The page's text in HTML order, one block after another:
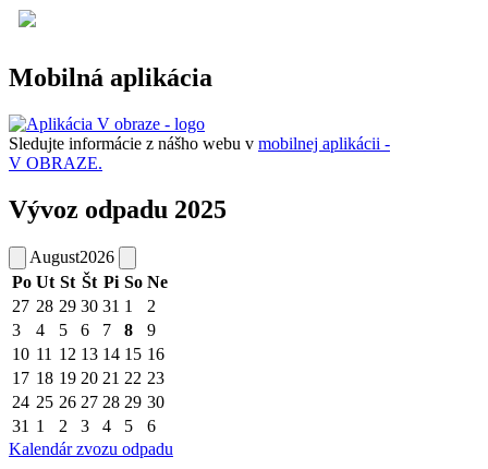
Mobilná aplikácia
Sledujte informácie z nášho webu v mobilnej aplikácii -
V OBRAZE.
Vývoz odpadu 2025
August2026
Po Ut St Št Pi So Ne
27 28 29 30 31 1
2
3
4 5 6 7 8
9
10 11 12 13 14 15 16
17 18 19 20 21 22 23
24 25 26 27 28 29 30
31 1 2 3 4 5
6
Kalendár zvozu odpadu